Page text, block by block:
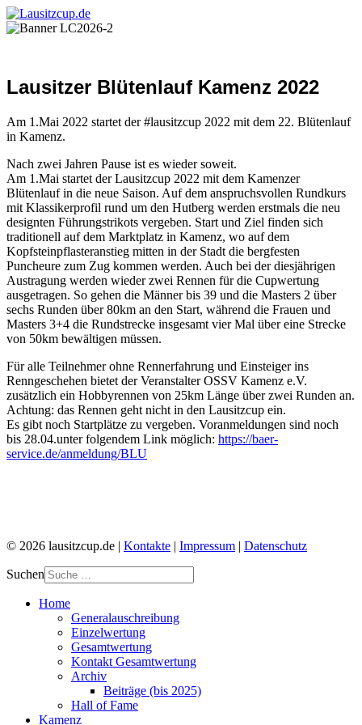
Lausitzer Blütenlauf Kamenz 2022
Am 1.Mai 2022 startet der #lausitzcup 2022 mit dem 22. Blütenlauf
in Kamenz.
Nach zwei Jahren Pause ist es wieder soweit.
Am 1.Mai startet der Lausitzcup 2022 mit dem Kamenzer
Blütenlauf in die neue Saison. Auf dem anspruchsvollen Rundkurs
mit Klassikerprofil rund um den Hutberg werden erstmals die neu
designten Führungstrikots vergeben. Start und Ziel finden sich
traditionell auf dem Marktplatz in Kamenz, wo auf dem
Kopfsteinpflasteranstieg mitten in der Stadt die bergfesten
Puncheure zum Zug kommen werden. Auch bei der diesjährigen
Austragung werden wieder zwei Rennen für die Cupwertung
ausgetragen. So gehen die Männer bis 39 und die Masters 2 über
sechs Runden über 80km an den Start, während die Frauen und
Masters 3+4 die Rundstrecke insgesamt vier Mal über eine Strecke
von 50km bewältigen müssen.
Für alle Teilnehmer ohne Rennerfahrung und Einsteiger ins
Renngeschehen bietet der Veranstalter OSSV Kamenz e.V.
zusätzlich ein Hobbyrennen von 25km Länge über zwei Runden an.
Achtung: das Rennen geht nicht in den Lausitzcup ein.
Es gibt noch Startplätze zu vergeben. Voranmeldungen sind noch
bis 28.04.unter folgendem Link möglich: https://baer-
service.de/anmeldung/BLU
© 2026 lausitzcup.de | Kontakte | Impressum | Datenschutz
Suchen
Home
Generalauschreibung
Einzelwertung
Gesamtwertung
Kontakt Gesamtwertung
Archiv
Beiträge (bis 2025)
Hall of Fame
Kamenz